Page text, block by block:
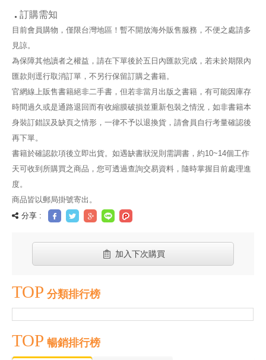
訂購需知
目前會員購物，僅限台灣地區！暫不開放海外販售服務，不便之處請多
見諒。
為保障其他讀者之權益，請在下單後於五日內匯款完成，若未於期限內
匯款則逕行取消訂單，不另行保留訂購之書籍。
官網線上販售書籍絕非二手書，但若非當月出版之書籍，有可能因庫存
時間過久或是通路退回而有收縮膜破損並重新包裝之情況，如非書籍本
身裝訂錯誤及缺頁之情形，一律不予以退換貨，請會員自行考量確認後
再下單。
書籍於確認款項後立即出貨。如遇缺書狀況則需調書，約10~14個工作
天可收到所購買之商品，您可透過查詢交易資料，隨時掌握目前處理進
度。
商品皆以郵局掛號寄出。
分享 :
加入下次購買
TOP 分類排行榜
TOP 暢銷排行榜